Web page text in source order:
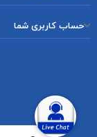
حساب کاربری شما